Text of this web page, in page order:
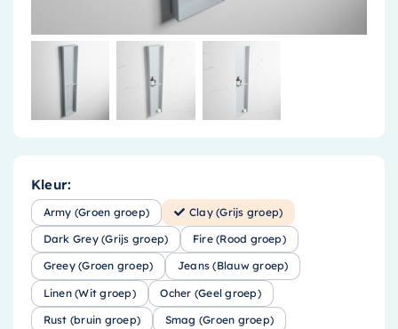
Kleur:
Army (Groen groep) Clay (Grijs groep)
Dark Grey (Grijs groep) Fire (Rood groep)
Greey (Groen groep) Jeans (Blauw groep)
Linen (Wit groep) Ocher (Geel groep)
Rust (bruin groep) Smag (Groen groep)